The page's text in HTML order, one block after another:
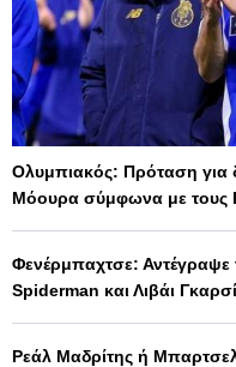
Ολυμπιακός: Πρόταση για
Μόουρα σύμφωνα με τους
Φενέρμπαχτσε:
Spiderman και Λιβάι
Ρεάλ Μαδρίτης ή